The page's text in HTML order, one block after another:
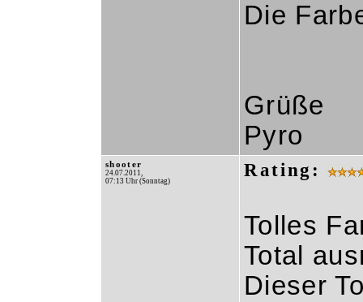
Die
Grüße
Pyro
shooter
24.07.2011,
07:13 Uhr (Sonntag)
Rating:
Tolles
Total
Dieser